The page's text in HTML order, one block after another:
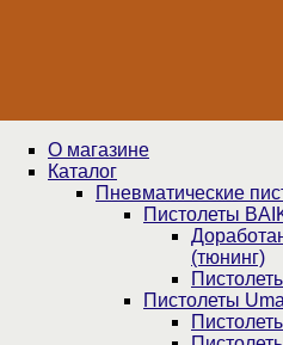
О магазине
Каталог
Пнев­ма­ти­чес­кие
Пистолеты
(тюнинг)
Пистолеты